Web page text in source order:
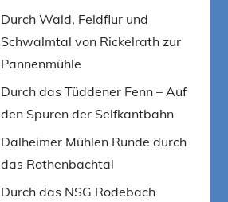
Durch Wald, Feldflur und
Schwalmtal von Rickelrath zur
Pannenmühle
Durch das Tüddener Fenn – Auf
den Spuren der Selfkantbahn
Dalheimer Mühlen Runde durch
das Rothenbachtal
Durch das NSG Rodebach